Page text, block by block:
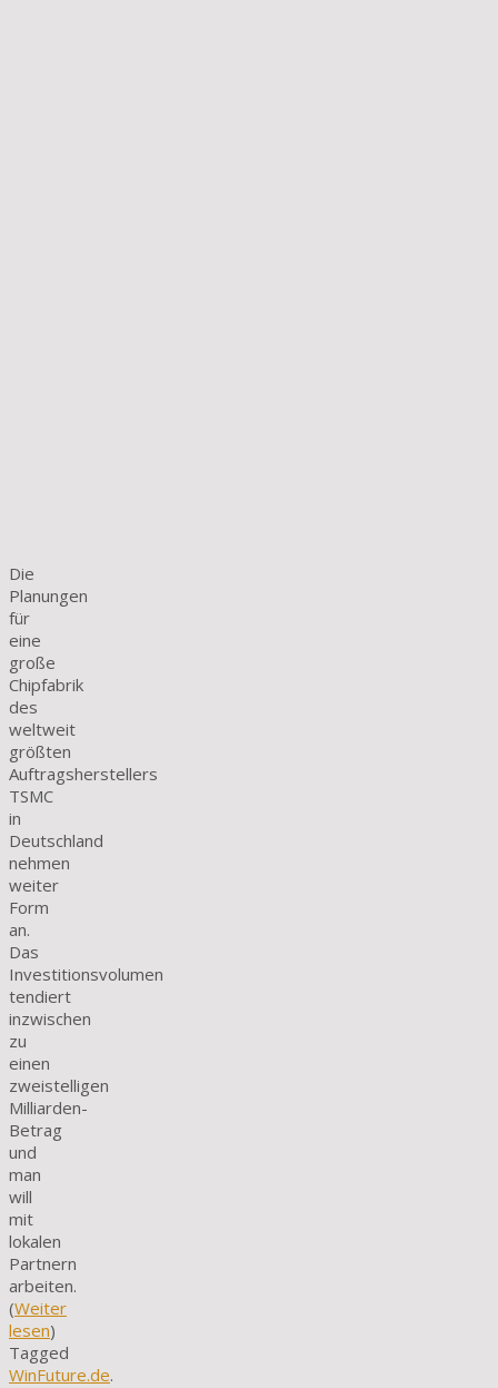
Die
Planungen
für
eine
große
Chipfabrik
des
weltweit
größten
Auftragsherstellers
TSMC
in
Deutschland
nehmen
weiter
Form
an.
Das
Investitionsvolumen
tendiert
inzwischen
zu
einen
zweistelligen
Milliarden-
Betrag
und
man
will
mit
lokalen
Partnern
arbeiten.
(Weiter
lesen)
Tagged
WinFuture.de.